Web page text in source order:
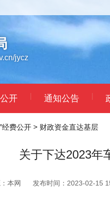
jycz
开 | 通知公告 |
经费公开 > 财政资金直达基层
关于下达2023年
本网 发布时间：2023-02-15